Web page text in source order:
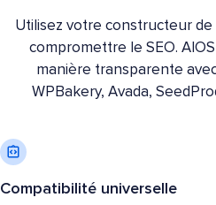
Utilisez votre constructeur
compromettre le SEO.
manière transparente
WPBakery, Avada,
Compatibilité universelle